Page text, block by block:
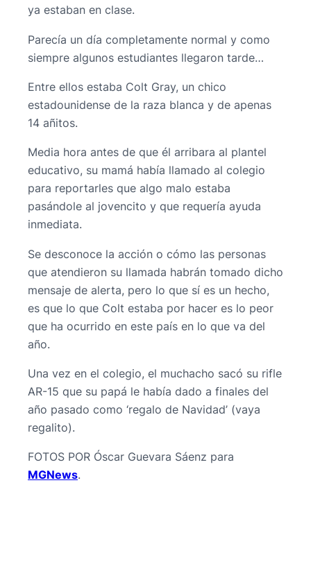
ya estaban en clase.
Parecía un día completamente normal y como
siempre algunos estudiantes llegaron tarde…
Entre ellos estaba Colt Gray, un chico
estadounidense de la raza blanca y de apenas
14 añitos.
Media hora antes de que él arribara al plantel
educativo, su mamá había llamado al colegio
para reportarles que algo malo estaba
pasándole al jovencito y que requería ayuda
inmediata.
Se desconoce la acción o cómo las personas
que atendieron su llamada habrán tomado dicho
mensaje de alerta, pero lo que sí es un hecho,
es que lo que Colt estaba por hacer es lo peor
que ha ocurrido en este país en lo que va del
año.
Una vez en el colegio, el muchacho sacó su rifle
AR-15 que su papá le había dado a finales del
año pasado como ‘regalo de Navidad’ (vaya
regalito).
FOTOS POR Óscar Guevara Sáenz para
MGNews.